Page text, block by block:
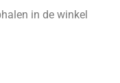
in de winkel